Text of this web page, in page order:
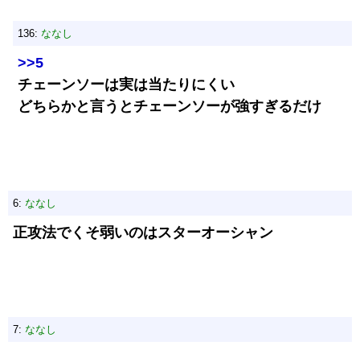
136: ななし
>>5
チェーンソーは実は当たりにくい
どちらかと言うとチェーンソーが強すぎるだけ
6: ななし
正攻法でくそ弱いのはスターオーシャン
7: ななし